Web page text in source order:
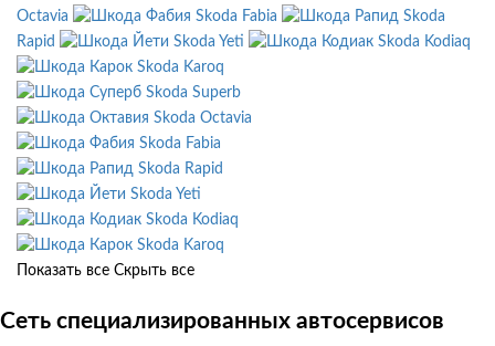
Octavia
Skoda Fabia
Skoda
Rapid
Skoda Yeti
Skoda Kodiaq
Skoda Karoq
Skoda Superb
Skoda Octavia
Skoda Fabia
Skoda Rapid
Skoda Yeti
Skoda Kodiaq
Skoda Karoq
Показать все Скрыть все
Сеть специализированных автосервисов